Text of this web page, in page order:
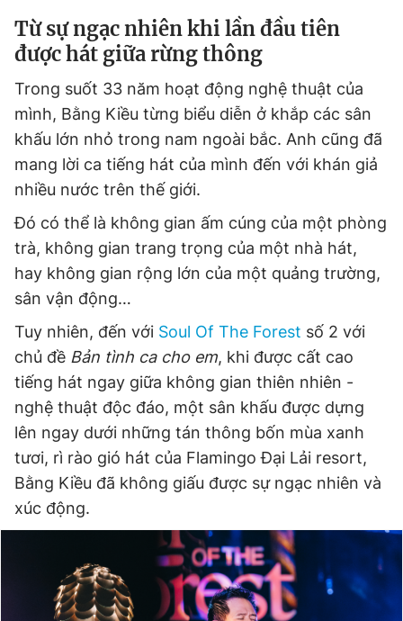
Tiện ích Bạn cần biết
Thông tin tòa soạn Liên hệ quảng cáo
Hotline
0906 645 777
Liên hệ quảng cáo
0908 780 404
Đặt báo Quảng cáo RSS Tòa soạn Chính sách bảo
Tổng biên tập: Nguyễn Ngọc Toàn
Phó tổng biên tập thường trực: Hải Thành
Phó tổng biên tập: Lâm Hiếu Dũng
Phó tổng biên tập: Trần Việt Hưng
Tổng thư ký tòa soạn: Đức Trung
Giấy phép xuất bản số 110/GP - BTTTT cấp ngày 24.3.2020
© 2003-2026 Bản quyền thuộc về Báo Thanh Niên. Cấm sao
chép dưới mọi hình thức nếu không có sự chấp thuận bằng văn
bản. Phát triển bởi ePi Technologies, JSC.
Từ sự ngạc nhiên khi lần đầu tiên
được hát giữa rừng thông
Trong suốt 33 năm hoạt động nghệ thuật của
mình, Bằng Kiều từng biểu diễn ở khắp các sân
khấu lớn nhỏ trong nam ngoài bắc. Anh cũng đã
mang lời ca tiếng hát của mình đến với khán giả
nhiều nước trên thế giới.
Đó có thể là không gian ấm cúng của một phòng
trà, không gian trang trọng của một nhà hát,
hay không gian rộng lớn của một quảng trường,
sân vận động…
Tuy nhiên, đến với Soul Of The Forest số 2 với
chủ đề Bản tình ca cho em, khi được cất cao
tiếng hát ngay giữa không gian thiên nhiên -
nghệ thuật độc đáo, một sân khấu được dựng
lên ngay dưới những tán thông bốn mùa xanh
tươi, rì rào gió hát của Flamingo Đại Lải resort,
Bằng Kiều đã không giấu được sự ngạc nhiên và
xúc động.